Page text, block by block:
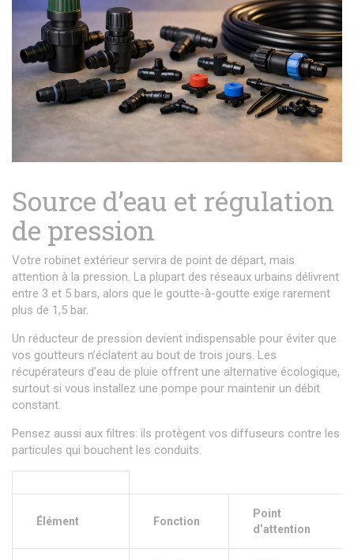
Source d’eau et régulation
de pression
Votre robinet extérieur servira de point de départ, mais
attention à la pression. La plupart des réseaux urbains délivrent
entre 3 et 5 bars, alors que le goutte-à-goutte exige rarement
plus de 1,5 bar.
Un réducteur de pression devient indispensable pour éviter que
vos goutteurs n’éclatent au bout de trois jours. Les
récupérateurs d’eau de pluie offrent une alternative écologique,
surtout si vous installez une pompe pour maintenir un débit
constant.
Pensez aussi aux filtres: ils protègent vos diffuseurs contre les
particules qui bouchent les conduits.
Élément Fonction
Point
d’attention